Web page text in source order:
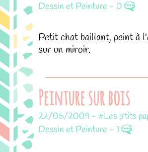
Dessin et Peinture - 0
Petit chat baillant, peint à
sur un miroir.
Peinture sur bois
22/05/2009 - #Les p'tits
Dessin et Peinture - 1